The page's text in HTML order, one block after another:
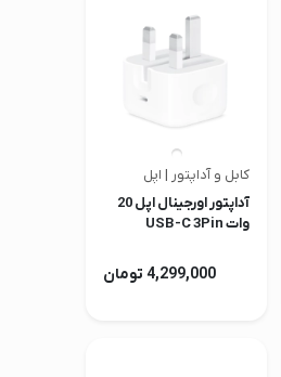
کابل و آداپتور | اپل
آداپتور اورجینال اپل 20
وات USB-C 3Pin
4,299,000 تومان